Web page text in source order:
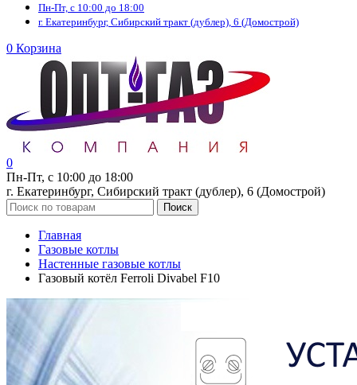
Пн-Пт, с 10:00 до 18:00
г. Екатеринбург, Сибирский тракт (дублер), 6 (Домострой)
0 Корзина
0
Пн-Пт, с 10:00 до 18:00
г. Екатеринбург, Сибирский тракт (дублер), 6 (Домострой)
Поиск
Главная
Газовые котлы
Настенные газовые котлы
Газовый котёл Ferroli Divabel F10